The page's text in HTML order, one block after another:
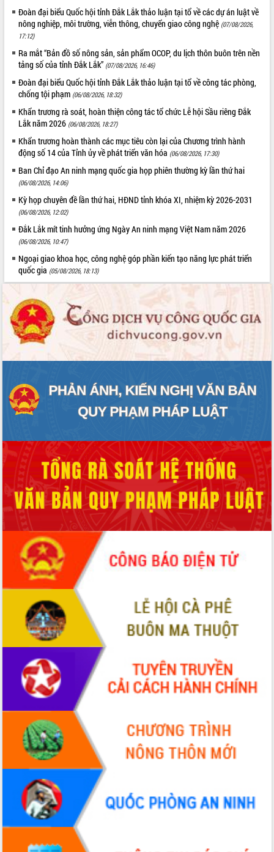
Đoàn đại biểu Quốc hội tỉnh Đắk Lắk thảo luận tại tổ về các dự án luật về
nông nghiệp, môi trường, viễn thông, chuyển giao công nghệ (07/08/2026,
17:12)
Ra mắt “Bản đồ số nông sản, sản phẩm OCOP, du lịch thôn buôn trên nền
tảng số của tỉnh Đắk Lắk” (07/08/2026, 16:46)
Đoàn đại biểu Quốc hội tỉnh Đắk Lắk thảo luận tại tổ về công tác phòng,
chống tội phạm (06/08/2026, 18:32)
Khẩn trương rà soát, hoàn thiện công tác tổ chức Lễ hội Sầu riêng Đắk
Lắk năm 2026 (06/08/2026, 18:27)
Khẩn trương hoàn thành các mục tiêu còn lại của Chương trình hành
động số 14 của Tỉnh ủy về phát triển văn hóa (06/08/2026, 17:30)
Ban Chỉ đạo An ninh mạng quốc gia họp phiên thường kỳ lần thứ hai
(06/08/2026, 14:06)
Kỳ họp chuyên đề lần thứ hai, HĐND tỉnh khóa XI, nhiệm kỳ 2026-2031
(06/08/2026, 12:02)
Đắk Lắk mít tinh hưởng ứng Ngày An ninh mạng Việt Nam năm 2026
(06/08/2026, 10:47)
Ngoại giao khoa học, công nghệ góp phần kiến tạo năng lực phát triển
quốc gia (05/08/2026, 18:13)